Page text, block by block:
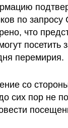
по запросу
что
посетить
перемирия.
со
сих пор не